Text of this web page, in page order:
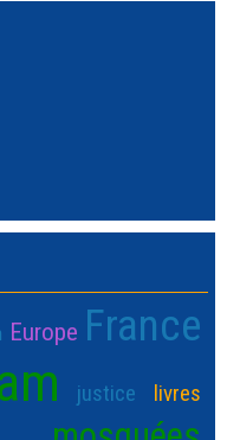
Europe France
justice livres